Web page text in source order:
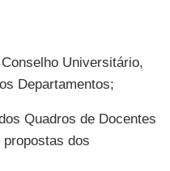
Universitário,
Departamentos;
Quadros de Docentes
dos